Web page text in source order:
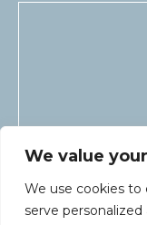
We value
We use cookies to
serve